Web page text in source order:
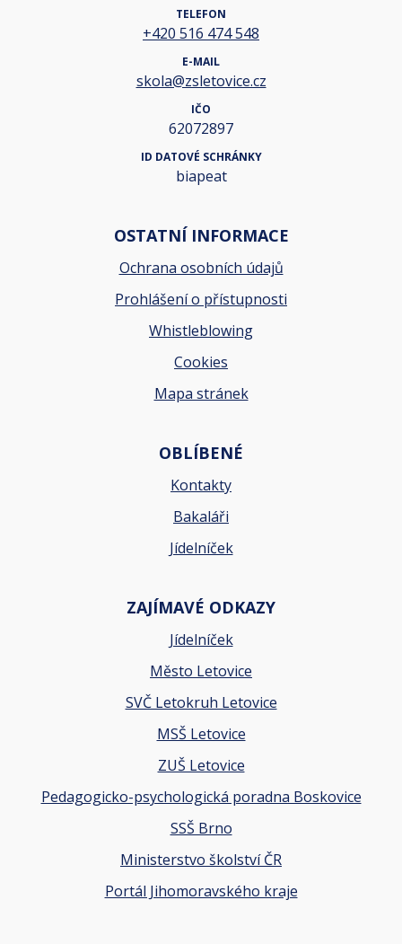
TELEFON
+420 516 474 548
E-MAIL
skola@zsletovice.cz
IČO
62072897
ID DATOVÉ SCHRÁNKY
biapeat
OSTATNÍ INFORMACE
Ochrana osobních údajů
Prohlášení o přístupnosti
Whistleblowing
Cookies
Mapa stránek
OBLÍBENÉ
Kontakty
Bakaláři
Jídelníček
ZAJÍMAVÉ ODKAZY
Jídelníček
Město Letovice
SVČ Letokruh Letovice
MSŠ Letovice
ZUŠ Letovice
Pedagogicko-psychologická poradna Boskovice
SSŠ Brno
Ministerstvo školství ČR
Portál Jihomoravského kraje